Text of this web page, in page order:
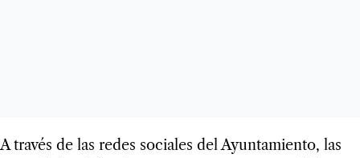
A través de las redes sociales del Ayuntamiento, las